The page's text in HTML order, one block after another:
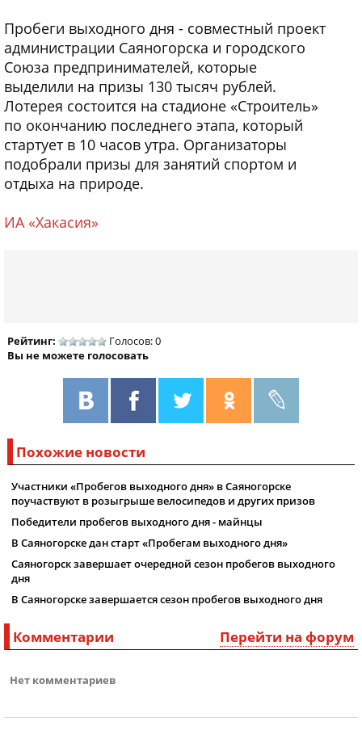
Пробеги выходного дня - совместный проект
администрации Саяногорска и городского
Союза предпринимателей, которые
выделили на призы 130 тысяч рублей.
Лотерея состоится на стадионе «Строитель»
по окончанию последнего этапа, который
стартует в 10 часов утра. Организаторы
подобрали призы для занятий спортом и
отдыха на природе.
ИА «Хакасия»
Рейтинг:
Голосов: 0
Вы не можете голосовать
Похожие новости
Участники «Пробегов выходного дня» в Саяногорске
поучаствуют в розыгрыше велосипедов и других призов
Победители пробегов выходного дня - майнцы
В Саяногорске дан старт «Пробегам выходного дня»
Саяногорск завершает очередной сезон пробегов выходного
дня
В Саяногорске завершается сезон пробегов выходного дня
Перейти на форум
Комментарии
Нет комментариев